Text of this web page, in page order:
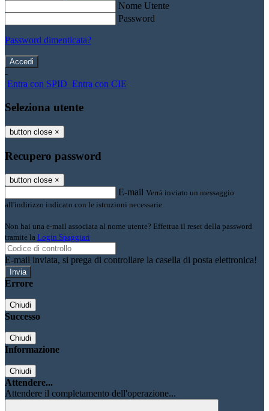
Nome Utente
Password
Password dimenticata?
-
Entra con SPID Entra con CIE
Seleziona utente
button close ×
Recupero password
button close ×
E-mail Verrà inviato un messaggio
all'indirizzo indicato con le istruzioni necessarie.
Non hai una e-mail associata al nome utente? Effettua il reset della password
tramite la Login Spaggiari
E-mail inviata, si prega di controllare la casella di posta elettronica!
Errore
Chiudi
Successo
Chiudi
Informazione
Chiudi
Attendere...
Attendere il completamento dell'operazione...